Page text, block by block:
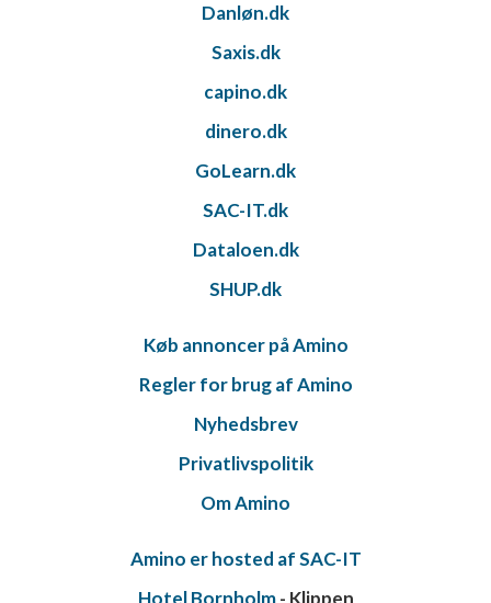
Danløn.dk
Saxis.dk
capino.dk
dinero.dk
GoLearn.dk
SAC-IT.dk
Dataloen.dk
SHUP.dk
Køb annoncer på Amino
Regler for brug af Amino
Nyhedsbrev
Privatlivspolitik
Om Amino
Amino er hosted af SAC-IT
Hotel Bornholm- Klippen